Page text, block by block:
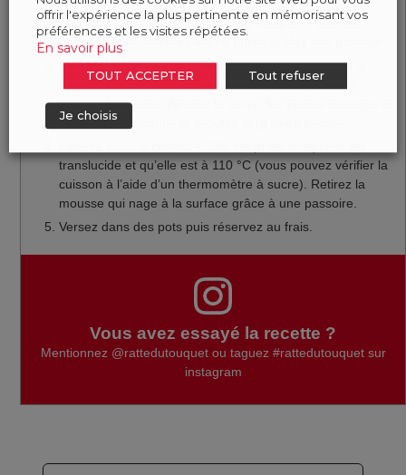
Égouttez rapidement les Ratte du Touquet. Pelez-les
encore tièdes. Pressez-les en purée la plus fine possible.
Faites légèrement dessécher la purée sur le feu en la
remuant vigoureusement avec une spatule pendant
environ 5 minutes. Ajoutez le sucre, les zestes d’orange et
une pointe de cannelle. Ajoutez le gélifiant pectine.
translucide et qu’elle est à 110 °C (vous pouvez vérifier la
cuisson à l’aide d’un thermomètre à sucre). Retirez la
mousse qui nage à la surface grâce à une passoire.
Versez dans des pots puis réservez au frais.
Vous avez essayé la recette ?
Mentionnez @rattedutouquetou taguez #rattedutouquetsur
instagram
offrir l'expérience la plus pertinente en mémorisant vos
préférences et les visites répétées.
En savoir plus
TOUT ACCEPTER Tout refuser
Je choisis